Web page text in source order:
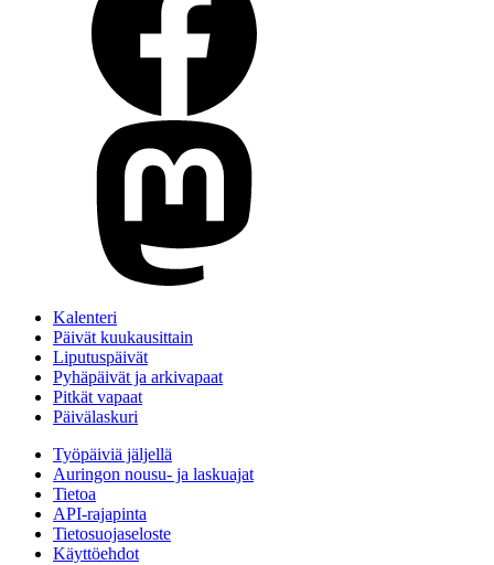
Kalenteri
Päivät kuukausittain
Liputuspäivät
Pyhäpäivät ja arkivapaat
Pitkät vapaat
Päivälaskuri
Työpäiviä jäljellä
Auringon nousu- ja laskuajat
Tietoa
API-rajapinta
Tietosuojaseloste
Käyttöehdot